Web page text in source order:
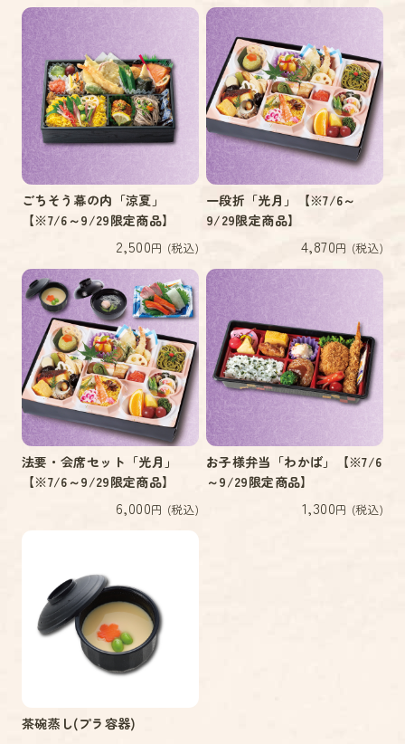
ごちそう幕の内「涼夏」
【※7/6～9/29限定商品】
2,500円 (税込)
一段折「光月」【※7/6～
9/29限定商品】
4,870円 (税込)
法要・会席セット「光月」
【※7/6～9/29限定商品】
6,000円 (税込)
お子様弁当「わかば」【※7/6
～9/29限定商品】
1,300円 (税込)
茶碗蒸し(プラ容器)